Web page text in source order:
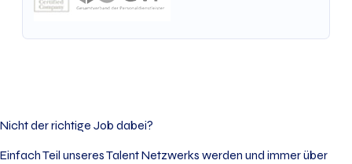
Nicht der richtige Job dabei?
Einfach Teil unseres Talent Netzwerks werden und immer über